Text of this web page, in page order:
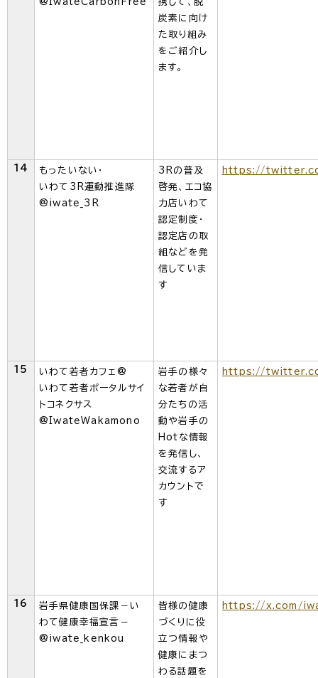
炭素に向け
た取り組み
をご紹介し
ます。
14
もったいない・
いわて3R運動推進隊
@iwate_3R
3Rの普及
啓発、エコ協
力店いわて
認定制度・
認定店の取
組などを発
信していま
す
https://
15
いわて若者カフェ@
いわて若者ポータルサイ
トコネクサス
@IwateWakamono
岩手の様々
な若者が自
分たちの活
動や岩手の
Hotな情報
を発信し、
交流するア
カウントで
す
https://
16
岩手県健康国保課－い
わて健康幸福宣言－
@iwate_kenkou
皆様の健康
づくりに役
立つ情報や
健康にまつ
わる話題を
https://x.com/